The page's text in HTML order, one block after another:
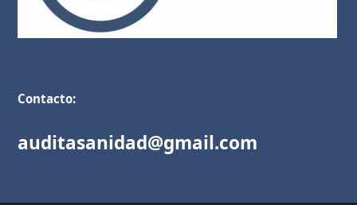
Contacto:
auditasanidad@gmail.com